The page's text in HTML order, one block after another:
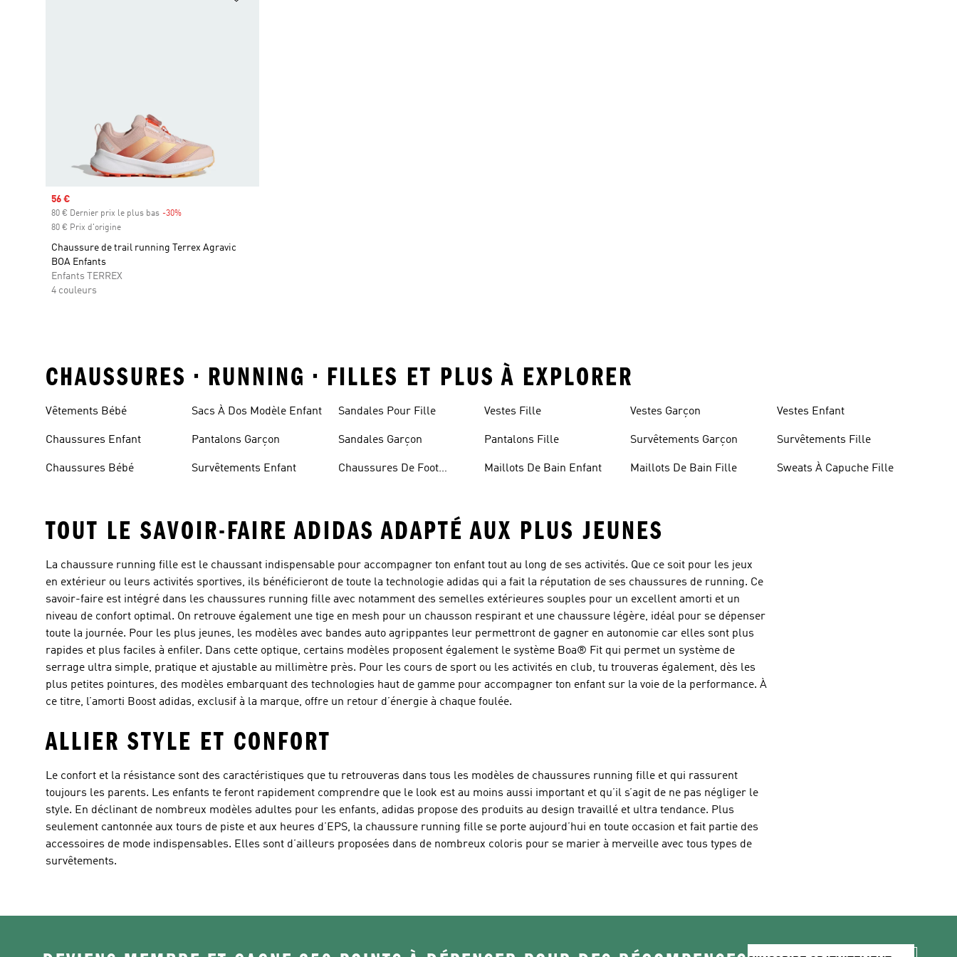
Prix soldé
56 €
80 € Dernier prix le plus bas -30%
80 € Prix d'origine
Chaussure de trail running Terrex Agravic
BOA Enfants
Enfants TERREX
4 couleurs
CHAUSSURES • RUNNING • FILLES ET PLUS À EXPLORER
Vêtements Bébé
Chaussures Enfant
Chaussures Bébé
Sacs À Dos Modèle Enfant
Pantalons Garçon
Survêtements Enfant
Sandales Pour Fille
Sandales Garçon
Chaussures De Foot
Vestes Fille
Pantalons Fille
Maillots De Bain Enfant
Vestes Garçon
Survêtements Garçon
Maillots De Bain Fille
Vestes Enfant
Survêtements Fille
Sweats À Capuche Fille
TOUT LE SAVOIR-FAIRE ADIDAS ADAPTÉ AUX PLUS JEUNES
La chaussure running fille est le chaussant indispensable pour accompagner ton enfant tout au long de ses activités. Que ce soit pour les jeux
en extérieur ou leurs activités sportives, ils bénéficieront de toute la technologie adidas qui a fait la réputation de ses chaussures de running. Ce
savoir-faire est intégré dans les chaussures running fille avec notamment des semelles extérieures souples pour un excellent amorti et un
niveau de confort optimal. On retrouve également une tige en mesh pour un chausson respirant et une chaussure légère, idéal pour se dépenser
toute la journée. Pour les plus jeunes, les modèles avec bandes auto agrippantes leur permettront de gagner en autonomie car elles sont plus
rapides et plus faciles à enfiler. Dans cette optique, certains modèles proposent également le système Boa® Fit qui permet un système de
serrage ultra simple, pratique et ajustable au millimètre près. Pour les cours de sport ou les activités en club, tu trouveras également, dès les
plus petites pointures, des modèles embarquant des technologies haut de gamme pour accompagner ton enfant sur la voie de la performance. À
ce titre, l’amorti Boost adidas, exclusif à la marque, offre un retour d’énergie à chaque foulée.
ALLIER STYLE ET CONFORT
Le confort et la résistance sont des caractéristiques que tu retrouveras dans tous les modèles de chaussures running fille et qui rassurent
toujours les parents. Les enfants te feront rapidement comprendre que le look est au moins aussi important et qu’il s’agit de ne pas négliger le
style. En déclinant de nombreux modèles adultes pour les enfants, adidas propose des produits au design travaillé et ultra tendance. Plus
seulement cantonnée aux tours de piste et aux heures d’EPS, la chaussure running fille se porte aujourd’hui en toute occasion et fait partie des
accessoires de mode indispensables. Elles sont d’ailleurs proposées dans de nombreux coloris pour se marier à merveille avec tous types de
survêtements.